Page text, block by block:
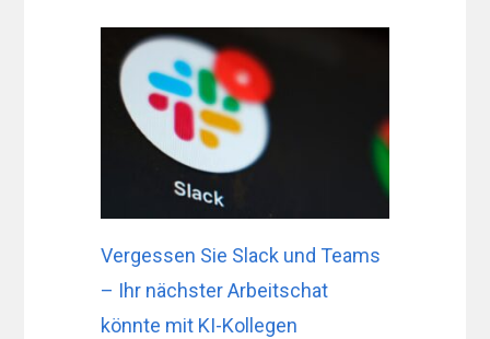
Vergessen Sie Slack und Teams
– Ihr nächster Arbeitschat
könnte mit KI-Kollegen